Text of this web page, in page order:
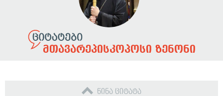
მთავარეპისკოპოსი ზენონი
წინა ციტატა